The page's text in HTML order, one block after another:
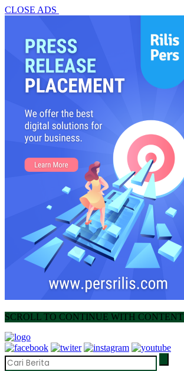
CLOSE ADS
SCROLL TO CONTINUE WITH CONTENT